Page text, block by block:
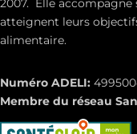
atteignent leurs
alimentaire.
Numéro ADELI:
Membre du réseau